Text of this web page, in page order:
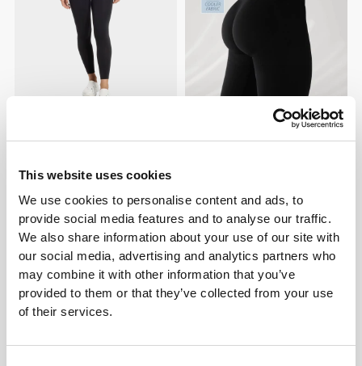
This website uses cookies
We use cookies to personalise content and ads, to
provide social media features and to analyse our traffic.
We also share information about your use of our site with
our social media, advertising and analytics partners who
may combine it with other information that you’ve
provided to them or that they’ve collected from your use
of their services.